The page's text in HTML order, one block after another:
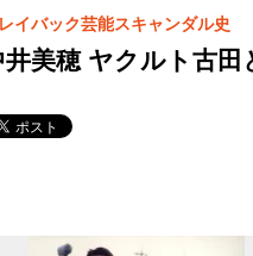
イバック芸能スキャンダル史
井美穂 ヤクルト古田